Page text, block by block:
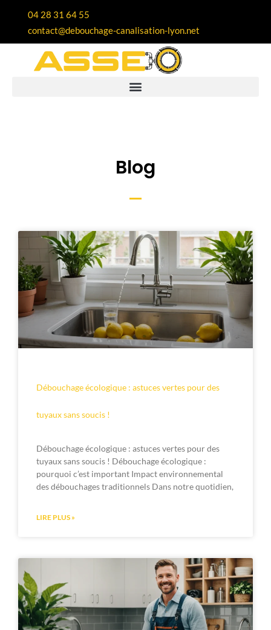
04 28 31 64 55
contact@debouchage-canalisation-lyon.net
Blog
Débouchage écologique : astuces vertes pour des
tuyaux sans soucis !
Débouchage écologique : astuces vertes pour des
tuyaux sans soucis ! Débouchage écologique :
pourquoi c’est important Impact environnemental
des débouchages traditionnels Dans notre quotidien,
LIRE PLUS »